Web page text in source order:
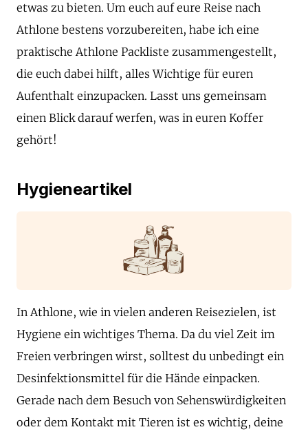
etwas zu bieten. Um euch auf eure Reise nach
Athlone bestens vorzubereiten, habe ich eine
praktische Athlone Packliste zusammengestellt,
die euch dabei hilft, alles Wichtige für euren
Aufenthalt einzupacken. Lasst uns gemeinsam
einen Blick darauf werfen, was in euren Koffer
gehört!
Hygieneartikel
In Athlone, wie in vielen anderen Reisezielen, ist
Hygiene ein wichtiges Thema. Da du viel Zeit im
Freien verbringen wirst, solltest du unbedingt ein
Desinfektionsmittel für die Hände einpacken.
Gerade nach dem Besuch von Sehenswürdigkeiten
oder dem Kontakt mit Tieren ist es wichtig, deine